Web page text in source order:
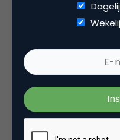
stortvloed van data
marketing? Nee, in
elkaar nodig om echt
De uitdaging rondom
menselijk vlak. Het is
marketeers die
en rekenkunde –